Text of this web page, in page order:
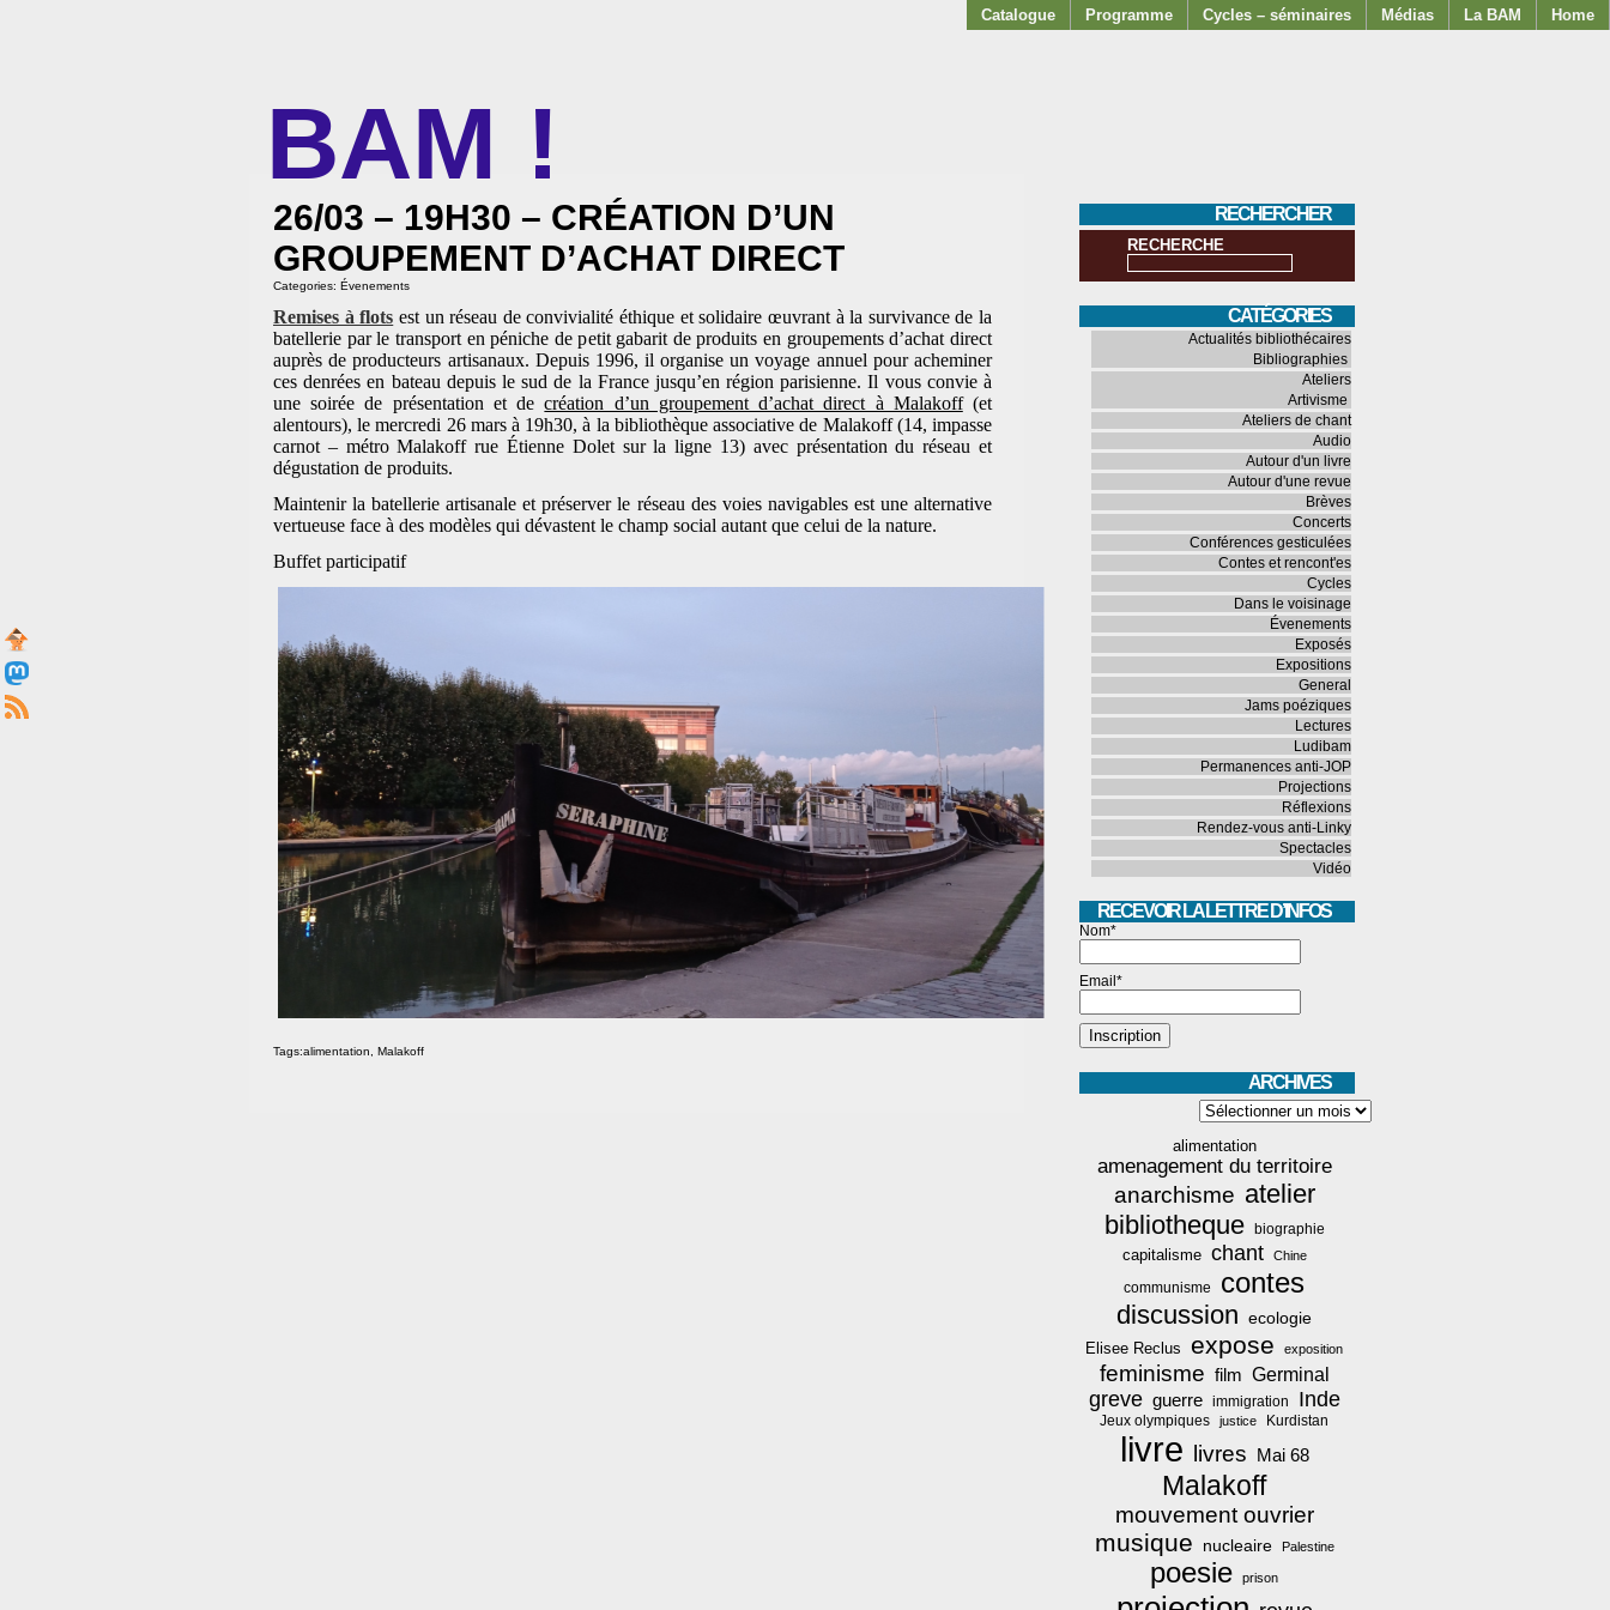
Home
La BAM
Médias
Cycles – séminaires
Programme
Catalogue
BAM !
26/03 – 19H30 – CRÉATION D’UN
GROUPEMENT D’ACHAT DIRECT
Categories: Évenements
Remises à flots est un réseau de convivialité éthique et solidaire œuvrant à la survivance de la
batellerie par le transport en péniche de petit gabarit de produits en groupements d’achat direct
auprès de producteurs artisanaux. Depuis 1996, il organise un voyage annuel pour acheminer
ces denrées en bateau depuis le sud de la France jusqu’en région parisienne. Il vous convie à
une soirée de présentation et decréation d’un groupement d’achat direct à Malakoff(et
alentours), le mercredi 26 mars à 19h30, à la bibliothèque associative de Malakoff (14, impasse
carnot – métro Malakoff rue Étienne Dolet sur la ligne 13) avec présentation du réseau et
dégustation de produits.
Maintenir la batellerie artisanale et préserver le réseau des voies navigables est une alternative
vertueuse face à des modèles qui dévastent le champ social autant que celui de la nature.
Buffet participatif
Tags:alimentation Malakoff
RECHERCHER
RECHERCHE
CATÉGORIES
Actualités bibliothécaires
Bibliographies
Ateliers
Artivisme
Ateliers de chant
Audio
Autour d'un livre
Autour d'une revue
Brèves
Concerts
Conférences gesticulées
Contes et rencont'es
Cycles
Dans le voisinage
Évenements
Exposés
Expositions
General
Jams poéziques
Lectures
Ludibam
Permanences anti-JOP
Projections
Réflexions
Rendez-vous anti-Linky
Spectacles
Vidéo
RECEVOIR LA LETTRE D’INFOS
Nom*
Email*
ARCHIVES
alimentation
amenagement du territoire
anarchisme atelier
bibliotheque
biographie
capitalisme chant Chine
communisme contes
discussion ecologie
Elisee Reclus expose exposition
feminisme film Germinal
greve guerre immigration Inde
Jeux olympiques justice Kurdistan
livre livres Mai 68
Malakoff
mouvement ouvrier
musique nucleaire Palestine
poesie prison